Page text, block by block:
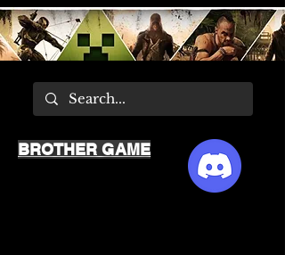
BROTHER GAME